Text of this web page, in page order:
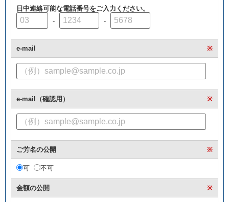
日中連絡可能な電話番号をご入力ください。
-
-
e-mail ※
e-mail（確認用） ※
ご芳名の公開 ※
可 不可
金額の公開 ※